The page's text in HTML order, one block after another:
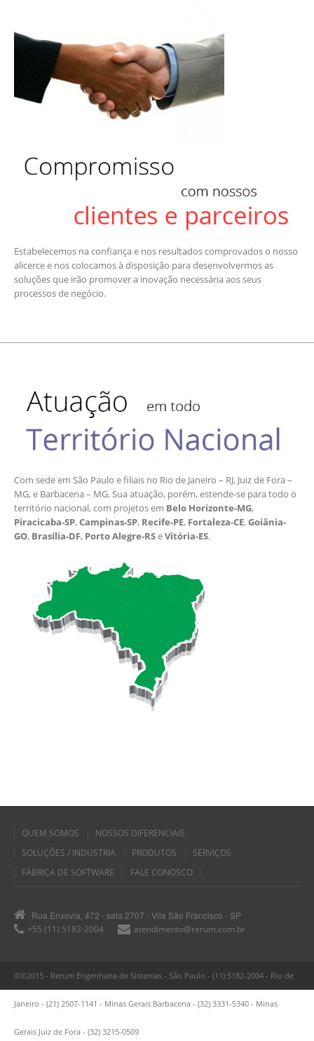
Estabelecemos na confiança e nos resultados comprovados o nosso
alicerce e nos colocamos à disposição para desenvolvermos as
soluções que irão promover a inovação necessária aos seus
processos de negócio.
Com sede em São Paulo e filiais no Rio de Janeiro – RJ, Juiz de Fora –
MG, e Barbacena – MG. Sua atuação, porém, estende-se para todo o
território nacional, com projetos em Belo Horizonte-MG,
Piracicaba-SP,Campinas-SP, Recife-PE, Fortaleza-CE,Goiânia-
GO, Brasília-DF, Porto Alegre-RSeVitória-ES.
QUEM SOMOS
NOSSOS DIFERENCIAIS
SOLUÇÕES / INDUSTRIA
PRODUTOS
SERVIÇOS
FÁBRICA DE SOFTWARE
FALE CONOSCO
Rua Enxovia, 472 - sala 2707 - Vila São Francisco - SP
+55 (11) 5182-2004
atendimento@rerum.com.br
©©2015 - Rerum Engenharia de Sistemas - São Paulo - (11) 5182-2004 - Rio de
Janeiro - (21) 2507-1141 - Minas Gerais Barbacena - (32) 3331-5340 - Minas
Gerais Juiz de Fora - (32) 3215-0509